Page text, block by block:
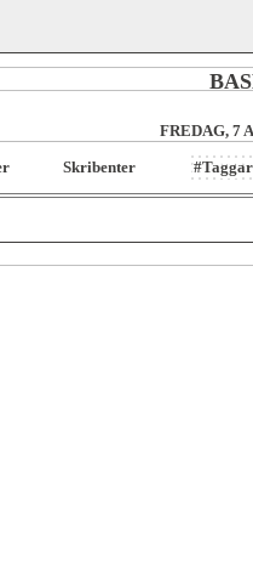
FREDAG, 7
Skribenter #Taggar